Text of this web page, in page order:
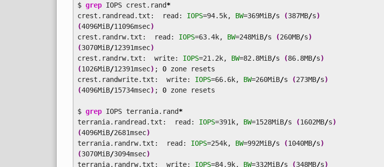
$ grepIOPS crest.rand*
crest.randread.txt: read: IOPS=94.5k, BW=369MiB/s (387MB/s)
(4096MiB/11096msec)
crest.randrw.txt: read: IOPS=63.4k, BW=248MiB/s (260MB/s)
(3070MiB/12391msec)
crest.randrw.txt: write: IOPS=21.2k, BW=82.8MiB/s (86.8MB/s)
(1026MiB/12391msec) ; 0zone resets
crest.randwrite.txt: write: IOPS=66.6k, BW=260MiB/s (273MB/s)
(4096MiB/15734msec) ; 0zone resets
$ grepIOPS terrania.rand*
terrania.randread.txt: read: IOPS=391k, BW=1528MiB/s (1602MB/s)
(4096MiB/2681msec)
terrania.randrw.txt: read: IOPS=254k, BW=992MiB/s (1040MB/s)
(3070MiB/3094msec)
terrania.randrw.txt: write: IOPS=84.9k, BW=332MiB/s (348MB/s)